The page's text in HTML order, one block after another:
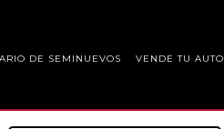
DE SEMINUEVOS VENDE TU AUTO